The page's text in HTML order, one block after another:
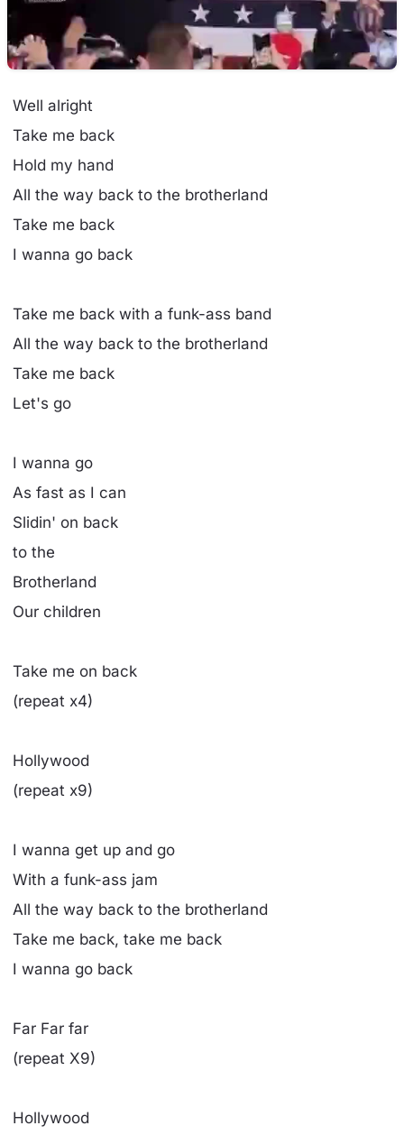
Well alright
Take me back
Hold my hand
All the way back to the brotherland
Take me back
I wanna go back
Take me back with a funk-ass band
All the way back to the brotherland
Take me back
Let's go
I wanna go
As fast as I can
Slidin' on back
to the
Brotherland
Our children
Take me on back
(repeat x4)
Hollywood
(repeat x9)
I wanna get up and go
With a funk-ass jam
All the way back to the brotherland
Take me back, take me back
I wanna go back
Far Far far
(repeat X9)
Hollywood